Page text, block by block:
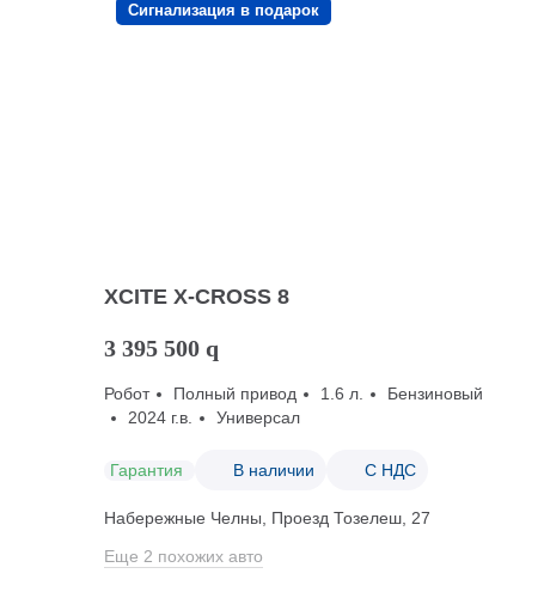
Сигнализация в подарок
XCITE X-CROSS 8
3 395 500 q
Робот Полный привод 1.6 л.
Бензиновый
2024 г.в.
Универсал
Гарантия В наличии С НДС
Набережные Челны, Проезд ​Тозелеш, 27
Еще 2 похожих авто